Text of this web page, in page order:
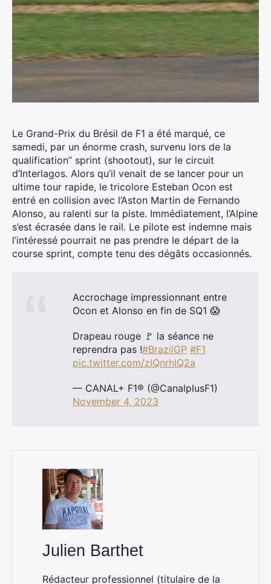
Le Grand-Prix du Brésil de F1 a été marqué, ce
samedi, par un énorme crash, survenu lors de la
qualification” sprint (shootout), sur le circuit
d’Interlagos. Alors qu’il venait de se lancer pour un
ultime tour rapide, le tricolore Esteban Ocon est
entré en collision avec l’Aston Martin de Fernando
Alonso, au ralenti sur la piste. Immédiatement, l’Alpine
s’est écrasée dans le rail. Le pilote est indemne mais
l’intéressé pourrait ne pas prendre le départ de la
course sprint, compte tenu des dégâts occasionnés.
Accrochage impressionnant entre
Ocon et Alonso en fin de SQ1 😱
Drapeau rouge 🚩 la séance ne
reprendra pas !#BrazilGP #F1
pic.twitter.com/zlQnrhIQ2a
— CANAL+ F1® (@CanalplusF1)
November 4, 2023
Julien Barthet
Rédacteur professionnel (titulaire de la